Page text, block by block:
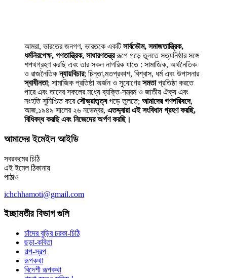
আমরা, ভারতের জনগণ, ভারতকে একটিসার্বভৌম, সমাজতান্ত্রিক,
ধর্মনিরপেক্ষ, গণতান্ত্রিক, সাধারণতন্ত্ররূপে গড়ে তুলতে সত্যনিষ্ঠার সঙ্গে
শপথগ্রহণ করছি এবং তার সকল নাগরিক যাতে : সামাজিক, অর্থনৈতিক
ও রাজনৈতিকন্যায়বিচার; চিন্তা,মতপ্রকাশ, বিশ্বাস, ধর্ম এবং উপাসনার
স্বাধীনতা; সামাজিক প্রতিষ্ঠা অর্জন ও সুযোগেরসমতাপ্রতিষ্ঠা করতে
পারে এবং তাদের সকলের মধ্যে ব্যক্তি-সম্ভ্রম ও জাতীয় ঐক্য এবং
সংহতি সুনিশ্চিত করেসৌভ্রাতৃত্বগড়ে তুলতে; আমাদের গণপরিষদে,
আজ,১৯৪৯ সালের ২৬ নভেম্বর, এতদ্দ্বারা এই সংবিধান গ্রহণ করছি,
বিধিবদ্ধ করছি এবং নিজেদের অর্পণ করছি।
আমাদের ইমেইল আইডি
সবরকমের চিঠি
এই ইমেল ঠিকানায়
পাঠাও
ichchhamoti@gmail.com
ইচ্ছামতীর বিভাগ গুলি
চাঁদের বুড়ির চরকা-চিঠি
ছড়া-কবিতা
গল্প-স্বল্প
রূপকথা
বিদেশী রূপকথা